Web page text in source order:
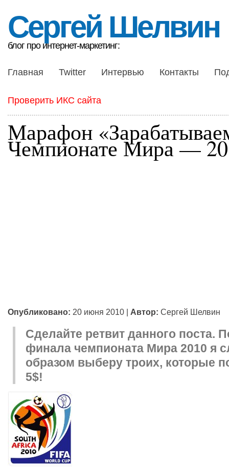
Сергей Шелвин
блог про интернет-маркетинг:
Главная Twitter Интервью Контакты
Проверить ИКС сайта
Марафон
Чемпионате Мира —
Опубликовано: 20 июня 2010 | Автор: Сергей Шелвин
Сделайте ретвит данного поста.
финала чемпионата Мира 2010 я
образом выберу троих, которые
5$!